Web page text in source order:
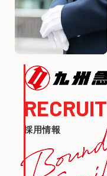
RECRUIT
採用情報